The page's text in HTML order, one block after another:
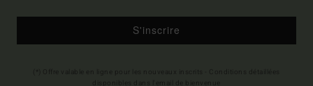
S'inscrire